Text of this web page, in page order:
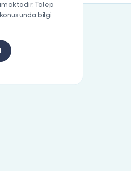
Talep
bilgi